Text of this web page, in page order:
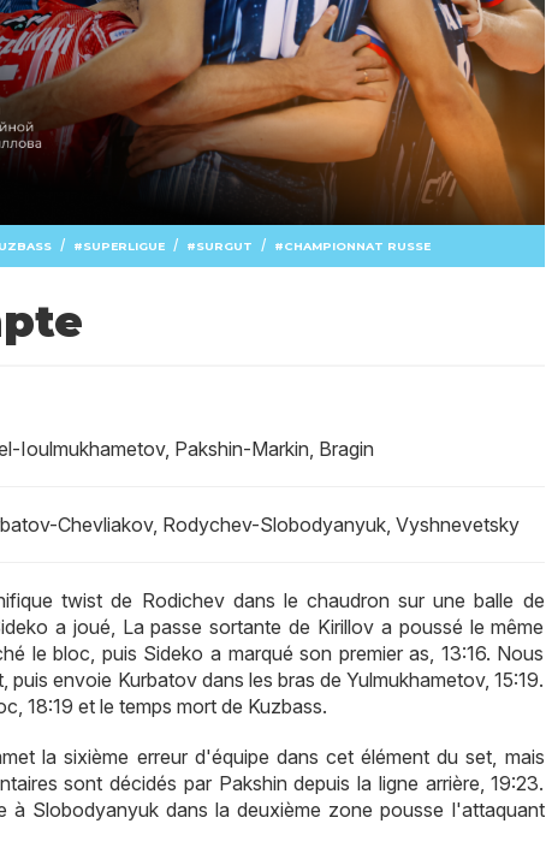
/ SUPERLIGUE / SURGUT / CHAMPIONNAT RUSSE
Ioulmukhametov, Pakshin-Markin, Bragin
Chevliakov, Rodychev-Slobodyanyuk, Vyshnevetsky
twist de Rodichev dans le chaudron sur une balle de
a joué, La passe sortante de Kirillov a poussé le même
le bloc, puis Sideko a marqué son premier as, 13:16. Nous
envoie Kurbatov dans les bras de Yulmukhametov, 15:19.
18:19 et le temps mort de Kuzbass.
la sixième erreur d'équipe dans cet élément du set, mais
sont décidés par Pakshin depuis la ligne arrière, 19:23.
Slobodyanyuk dans la deuxième zone pousse l'attaquant